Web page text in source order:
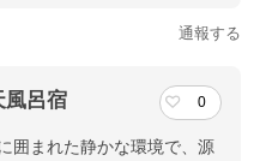
通報する
風呂宿 0
囲まれた静かな環境で、源